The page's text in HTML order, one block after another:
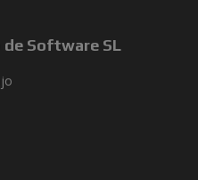
Software SL